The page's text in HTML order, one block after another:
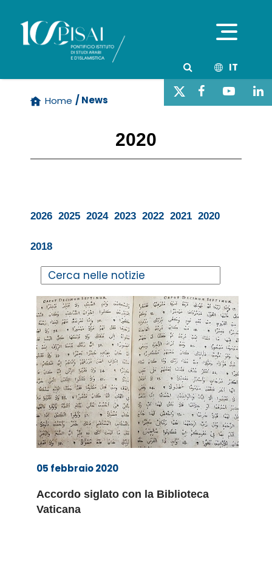
IT
Home / News
2020
2026 2025 2024 2023 2022 2021 2020
2018
05 febbraio 2020
Accordo siglato con la Biblioteca
Vaticana